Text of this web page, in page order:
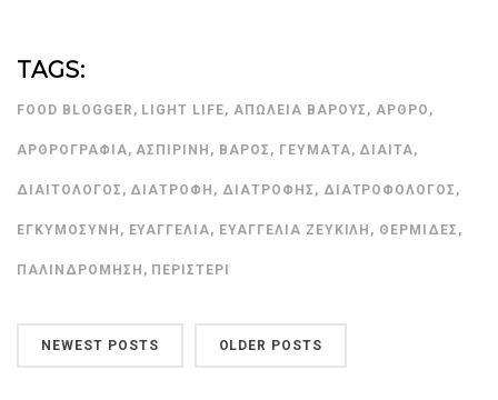
TAGS:
FOOD BLOGGER , LIGHT LIFE, ΑΠΏΛΕΙΑ ΒΆΡΟΥΣ , ΆΡΘΡΟ ,
ΑΡΘΡΟΓΡΑΦΊΑ, ΑΣΠΙΡΊΝΗ , ΒΆΡΟΣ , ΓΕΎΜΑΤΑ, ΔΊΑΙΤΑ,
ΔΙΑΙΤΟΛΌΓΟΣ , ΔΙΑΤΡΟΦΉ , ΔΙΑΤΡΟΦΉΣ , ΔΙΑΤΡΟΦΟΛΌΓΟΣ ,
ΕΓΚΥΜΟΣΎΝΗ , ΕΥΑΓΓΕΛΊΑ, ΕΥΑΓΓΕΛΊΑ ΖΕΥΚΙΛΉ , ΘΕΡΜΊΔΕΣ ,
ΠΑΛΙΝΔΡΌΜΗΣΗ , ΠΕΡΙΣΤΈΡΙ
NEWEST POSTS OLDER POSTS